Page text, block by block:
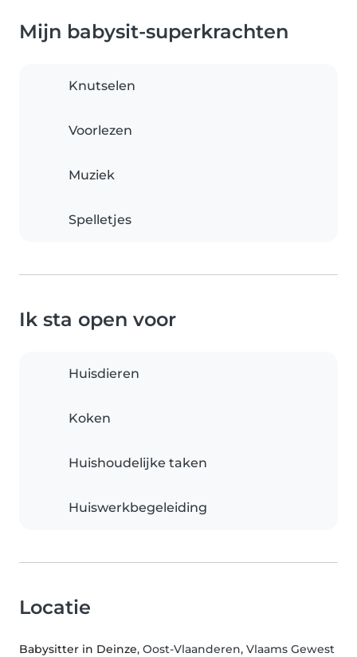
Mijn babysit-superkrachten
Knutselen
Voorlezen
Muziek
Spelletjes
Ik sta open voor
Huisdieren
Koken
Huishoudelijke taken
Huiswerkbegeleiding
Locatie
Babysitter in Deinze, Oost-Vlaanderen, Vlaams Gewest